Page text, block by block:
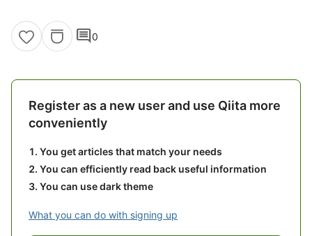
comment0
Register as a new user and use Qiita more
conveniently
You get articles that match your needs
You can efficiently read back useful information
You can use dark theme
What you can do with signing up